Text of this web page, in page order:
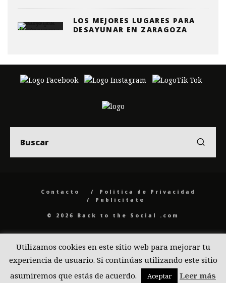
LOS MEJORES LUGARES PARA
DESAYUNAR EN ZARAGOZA
Contacto
Politica de Privacidad
Publicítate
© 2026 Back to the Social .com
Utilizamos cookies en este sitio web para mejorar tu
experiencia de usuario. Si continúas utilizando este sitio
asumiremos que estás de acuerdo.
Aceptar Leer más